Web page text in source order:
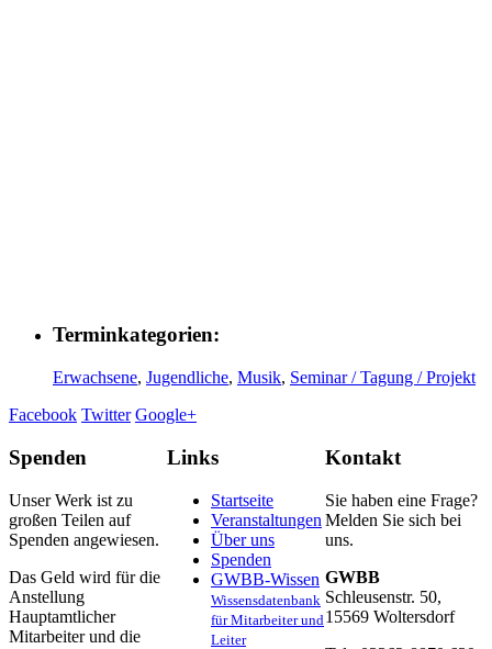
Terminkategorien:
Erwachsene, Jugendliche, Musik, Seminar / Tagung / Projekt
Facebook Twitter Google+
Spenden
Unser Werk ist zu
großen Teilen auf
Spenden angewiesen.
Das Geld wird für die
Anstellung
Hauptamtlicher
Mitarbeiter und die
Links
Startseite
Veranstaltungen
Über uns
Spenden
GWBB-Wissen
Wissensdatenbank
für Mitarbeiter und
Leiter
Kontakt
Sie haben eine Frage?
Melden Sie sich bei
uns.
GWBB
Schleusenstr. 50,
15569 Woltersdorf